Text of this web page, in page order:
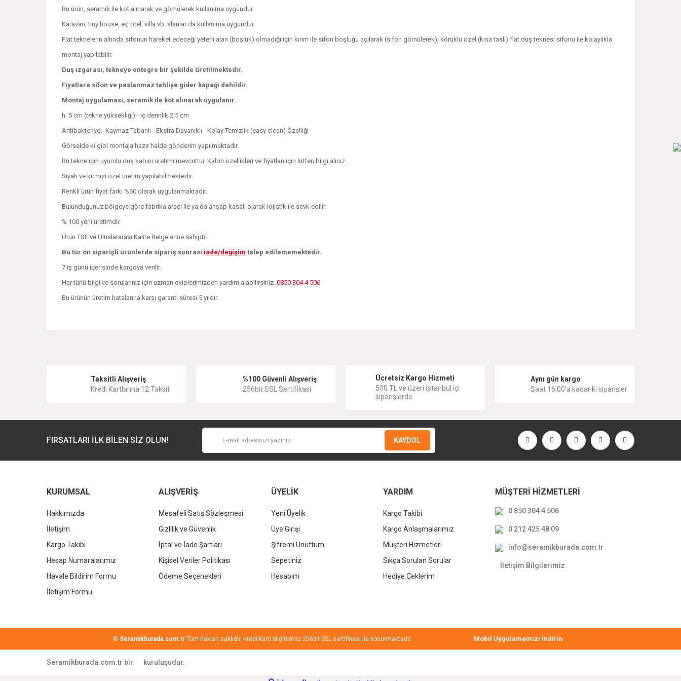
Bu ürün, seramik ile kot alınarak ve gömülerek kullanıma uygundur.
Karavan, tiny house, ev, otel, villa vb. alanlar da kullanıma uygundur.
Flat teknelerin altında sifonun hareket edeceği yeterli alan (boşluk) olmadığı için kırım ile sifon boşluğu açılarak (sifon gömülerek), körüklü özel (kısa taslı) flat duş teknesi sifonu ile kolaylıkla
montaj yapılabilir.
Duş ızgarası, tekneye entegre bir şekilde üretilmektedir.
Fiyatlara sifon ve paslanmaz tahliye gider kapağı dahildir.
Montaj uygulaması, seramik ile kot alınarak uygulanır.
h. 5 cm (tekne yüksekliği) - iç derinlik 2,5 cm
Antibakteriyel -Kaymaz Tabanlı - Ekstra Dayanıklı - Kolay Temizlik (easy clean) Özelliği
Görselde ki gibi montaja hazır halde gönderim yapılmaktadır.
Bu tekne için uyumlu duş kabini üretimi mevcuttur. Kabin özellikleri ve fiyatları için lütfen bilgi alınız.
Siyah ve kırmızı özel üretim yapılabilmektedir.
Renkli ürün fiyat farkı %60 olarak uygulanmaktadır.
Bulunduğunuz bölgeye göre fabrika aracı ile ya da ahşap kasalı olarak lojistik ile sevk edilir.
% 100 yerli üretimdir.
Ürün TSE ve Uluslararası Kalite Belgelerine sahiptir.
Bu tür ön siparişli ürünlerde sipariş sonrası iade/değişim talep edilememektedir.
7 iş günü içerisinde kargoya verilir.
Her türlü bilgi ve sorularınız için uzman ekiplerimizden yardım alabilirsiniz. 0850 304 4 506
Bu ürünün üretim hatalarına karşı garanti süresi 5 yıldır.
Ürün resmi kalitesiz, bozuk veya görüntülenemiyor.
Ürün fiyatı diğer sitelerden daha pahalı.
Taksitli Alışveriş
Kredi Kartlarına 12 Taksit
%100 Güvenli Alışveriş
256bit SSL Sertifikası
Ücretsiz Kargo Hizmeti
500 TL ve üzeri İstanbul içi
siparişlerde
Aynı gün kargo
Saat 16:00'a kadar ki siparişler
FIRSATLARI İLK BİLEN SİZ OLUN! KAYDOL
KURUMSAL
Hakkımızda
İletişim
Kargo Takibi
Hesap Numaralarımız
Havale Bildirim Formu
İletişim Formu
ALIŞVERİŞ
Mesafeli Satış Sözleşmesi
Gizlilik ve Güvenlik
İptal ve İade Şartları
Kişisel Veriler Politikası
Ödeme Seçenekleri
ÜYELİK
Yeni Üyelik
Üye Girişi
Şifremi Unuttum
Sepetiniz
Hesabım
YARDIM
Kargo Takibi
Kargo Anlaşmalarımız
Müşteri Hizmetleri
Sıkça Sorulan Sorular
Hediye Çeklerim
MÜŞTERİ HİZMETLERİ
0 850 304 4 506
0 212 425 48 09
info@seramikburada.com.tr
İletişim Bilgilerimiz
© Seramikburada.com.tr Tüm hakları saklıdır. Kredi kartı bilgileriniz 256bit SSL sertifikası ile korunmaktadır. Mobil Uygulamamızı İndirin
Seramikburada.com.tr bir kuruluşudur.